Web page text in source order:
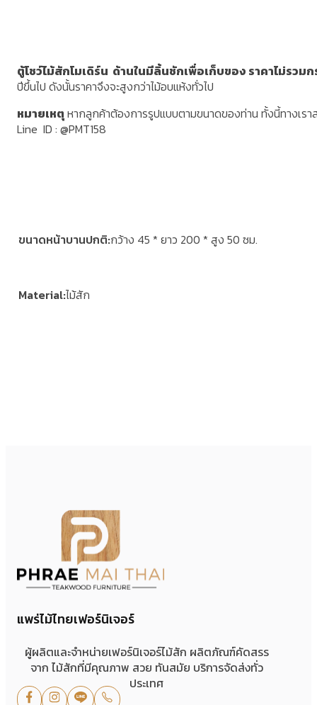
ตู้โชว์ไม้สักโมเดิร์น ด้านในมีลิ้นชักเพื่อเก็บของ ราคาไม่รวมก
ปีขึ้นไป ดังนั้นราคาจึงจะสูงกว่าไม้อบแห้งทั่วไป
หมายเหตุหากลูกค้าต้องการรูปแบบตามขนาดของท่าน ทั้งนี้ทางเร
Line ID : @PMT158
ขนาดหน้าบานปกติ กว้าง 45 * ยาว 200 * สูง 50 ซม.
Materialไม้สัก
แพร่ไม้ไทยเฟอร์นิเจอร์
ผู้ผลิตและจำหน่ายเฟอร์นิเจอร์ไม้สัก ผลิตภัณฑ์คัดสรร
จาก ไม้สักที่มีคุณภาพ สวย ทันสมัย บริการจัดส่งทั่ว
ประเทศ